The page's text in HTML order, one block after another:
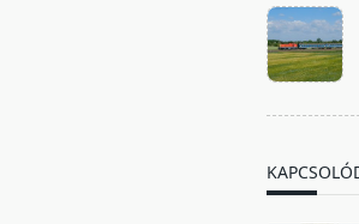
<span
class="nav-
subtitle